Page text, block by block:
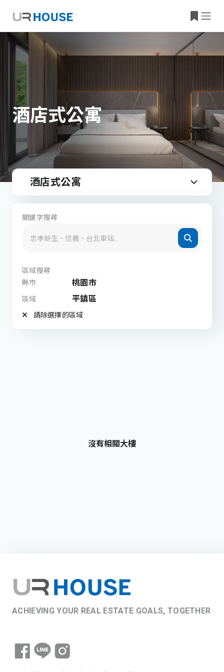
酒店式公寓
酒店式公寓
關鍵字搜尋
區域搜尋
縣市
桃園市
區域 平鎮區
請除選擇的區域
沒有相關大樓
ACHIEVING YOUR REAL ESTATE GOALS, TOGETHER